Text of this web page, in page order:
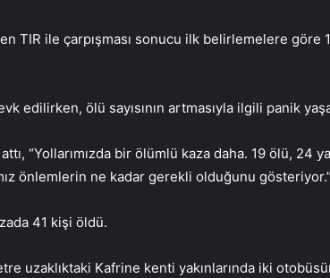
TIR ile çarpışması sonucu ilk belirlemelere göre
edilirken, ölü sayısının artmasıyla ilgili panik
“Yollarımızda bir ölümlü kaza daha. 19 ölü, 24
önlemlerin ne kadar gerekli olduğunu
41 kişi öldü.
uzaklıktaki Kafrine kenti yakınlarında iki